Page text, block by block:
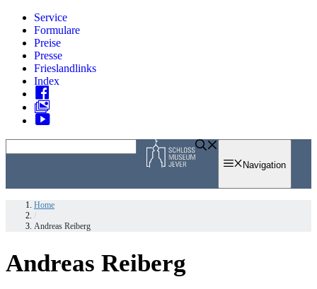
Zum
Inhalt
springen
Service
Formulare
Preise
Presse
Frieslandlinks
Index
to
Navigation
Home
Andreas Reiberg
Andreas Reiberg